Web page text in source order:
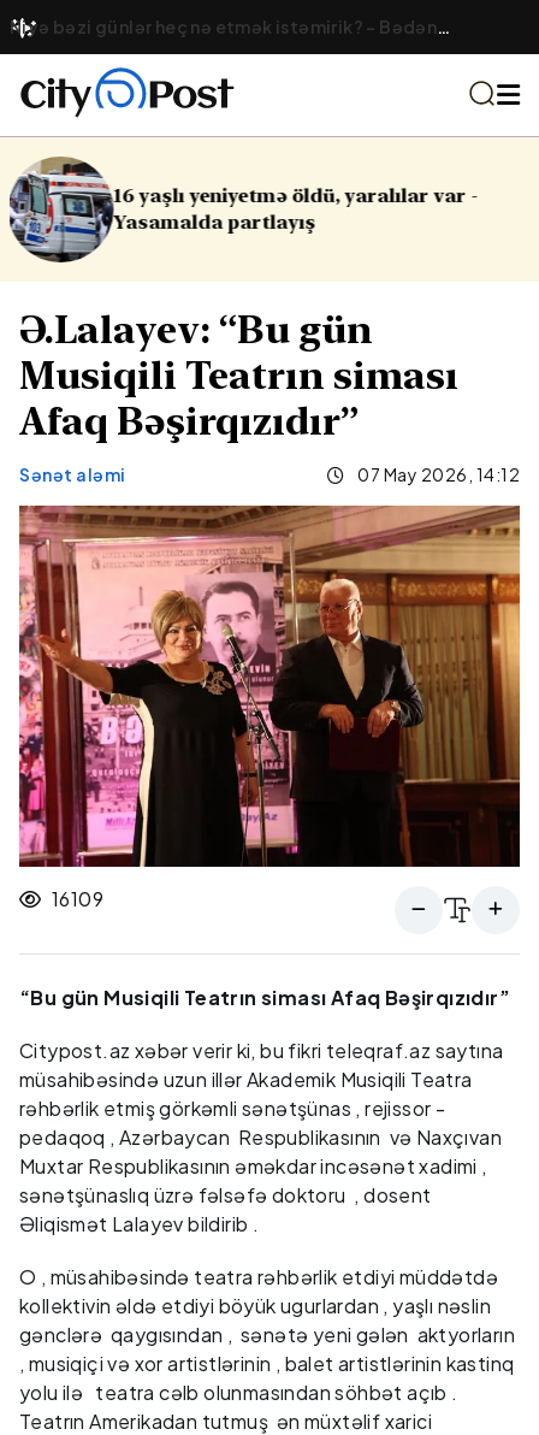
Niyə bəzi günlər heç nə etmək istəmirik? – Bədən
yorğunluğunun fərqli forması
var -
Cinayət işləri ilə bağlı
Ə.Lalayev: “Bu gün
Musiqili Teatrın siması
Afaq Bəşirqızıdır”
Sənət aləmi 07 May 2026, 14:12
16109
“Bu gün Musiqili Teatrın siması Afaq Bəşirqızıdır”
Citypost.az xəbər verir ki, bu fikri teleqraf.az saytına
müsahibəsində uzun illər Akademik Musiqili Teatra
rəhbərlik etmiş görkəmli sənətşünas , rejissor -
pedaqoq , Azərbaycan Respublikasının və Naxçıvan
Muxtar Respublikasının əməkdar incəsənət xadimi ,
sənətşünaslıq üzrə fəlsəfə doktoru , dosent
Əliqismət Lalayev bildirib .
O , müsahibəsində teatra rəhbərlik etdiyi müddətdə
kollektivin əldə etdiyi böyük ugurlardan , yaşlı nəslin
gənclərə qaygısından , sənətə yeni gələn aktyorların
, musiqiçi və xor artistlərinin , balet artistlərinin kastinq
yolu ilə teatra cəlb olunmasından söhbət açıb .
Teatrın Amerikadan tutmuş ən müxtəlif xarici